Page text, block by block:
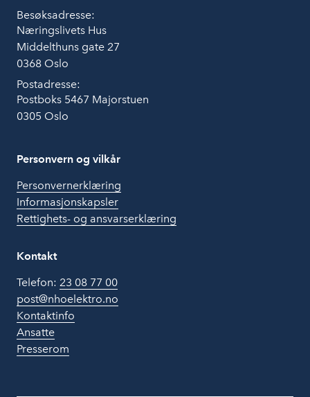
Besøksadresse:
Næringslivets Hus
Middelthuns gate 27
0368 Oslo
Postadresse:
Postboks 5467 Majorstuen
0305 Oslo
Personvern og vilkår
Personvernerklæring
Informasjonskapsler
Rettighets- og ansvarserklæring
Kontakt
Telefon: 23 08 77 00
post@nhoelektro.no
Kontaktinfo
Ansatte
Presserom